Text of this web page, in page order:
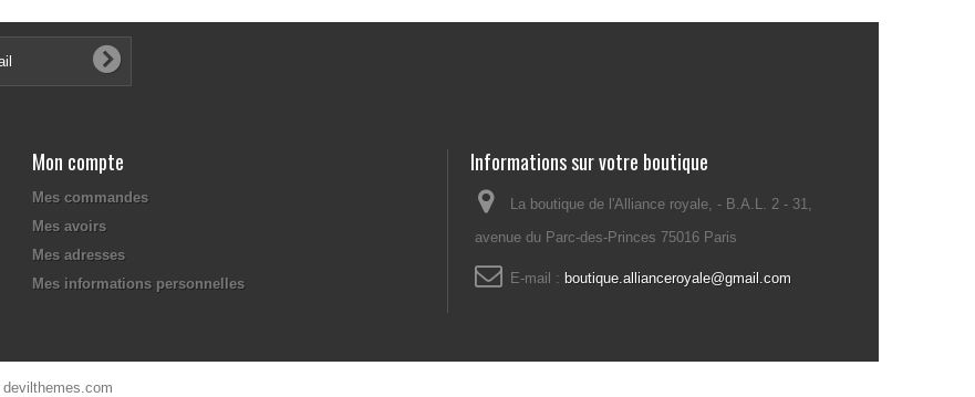
devilthemes.com
Mon compte
Mes commandes
Mes avoirs
Mes adresses
Mes informations personnelles
Informations sur votre boutique
La boutique de l'Alliance royale, - B.A.L. 2 - 31,
avenue du Parc-des-Princes 75016 Paris
E-mail : boutique.allianceroyale@gmail.com